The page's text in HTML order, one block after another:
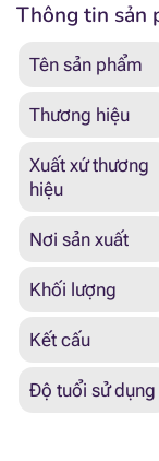
Thông tin sản
Tên sản phẩm
Thương hiệu
Xuất xứ thương
hiệu
Nơi sản xuất
Khối lượng
Kết cấu
Độ tuổi sử dụng